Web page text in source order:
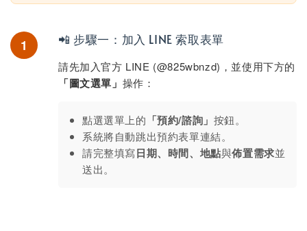
1 📲 步驟一：加入 LINE 索取表單
請先加入官方 LINE (@825wbnzd)，並使用下方的
「圖文選單」 操作：
點選選單上的 「預約/諮詢」 按鈕。
系統將自動跳出預約表單連結。
請完整填寫日期、時間、地點與佈置需求並
送出。